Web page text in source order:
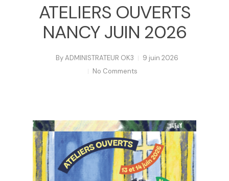
ATELIERS OUVERTS
NANCY JUIN 2026
ByADMINISTRATEUR OK3
9 juin 2026
No Comments